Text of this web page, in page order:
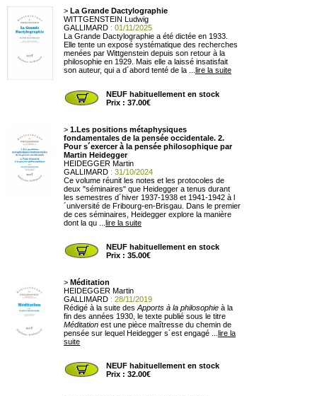
> La Grande Dactylographie
WITTGENSTEIN Ludwig
GALLIMARD : 01/11/2025
La Grande Dactylographie a été dictée en 1933.
Elle tente un exposé systématique des recherches
menées par Wittgenstein depuis son retour à la
philosophie en 1929. Mais elle a laissé insatisfait
son auteur, qui a d´abord tenté de la ... lire la suite
NEUF habituellement en stock
Prix : 37.00€
> 1.Les positions métaphysiques
fondamentales de la pensée occidentale. 2.
Pour s´exercer à la pensée philosophique par
Martin Heidegger
HEIDEGGER Martin
GALLIMARD : 31/10/2024
Ce volume réunit les notes et les protocoles de
deux "séminaires" que Heidegger a tenus durant
les semestres d´hiver 1937-1938 et 1941-1942 à l
´université de Fribourg-en-Brisgau. Dans le premier
de ces séminaires, Heidegger explore la manière
dont la qu ... lire la suite
NEUF habituellement en stock
Prix : 35.00€
> Méditation
HEIDEGGER Martin
GALLIMARD : 28/11/2019
Rédigé à la suite des Apports à la philosophie à la
fin des années 1930, le texte publié sous le titre
Méditation est une pièce maîtresse du chemin de
pensée sur lequel Heidegger s´est engagé ... lire la
suite
NEUF habituellement en stock
Prix : 32.00€